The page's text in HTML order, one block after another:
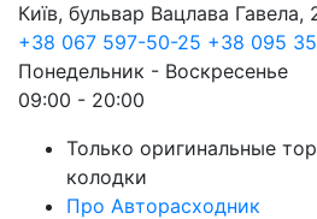
Київ, бульвар Вацлава Гавела,
+38 067 597-50-25 +38 095
Понедельник - Воскресенье
09:00 - 20:00
Только оригинальные
колодки
Про Авторасходник